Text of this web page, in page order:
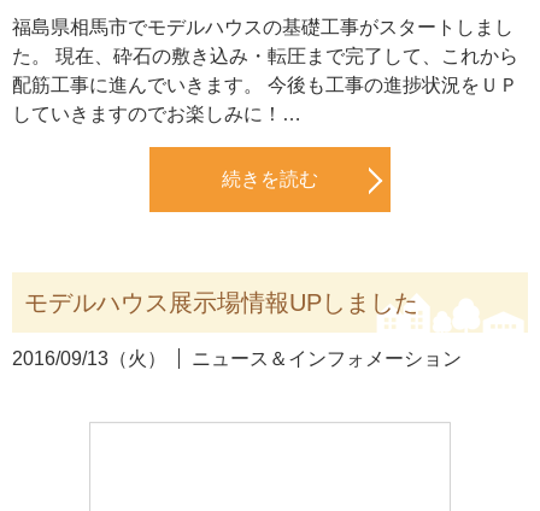
福島県相馬市でモデルハウスの基礎工事がスタートしまし
た。 現在、砕石の敷き込み・転圧まで完了して、これから
配筋工事に進んでいきます。 今後も工事の進捗状況をＵＰ
していきますのでお楽しみに！…
続きを読む
モデルハウス展示場情報UPしました
2016/09/13（火） ニュース＆インフォメーション